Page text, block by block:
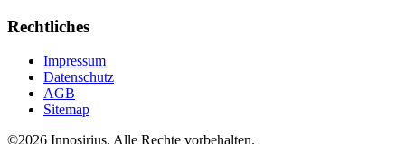
Rechtliches
Impressum
Datenschutz
AGB
Sitemap
©2026 Innosirius. Alle Rechte vorbehalten.